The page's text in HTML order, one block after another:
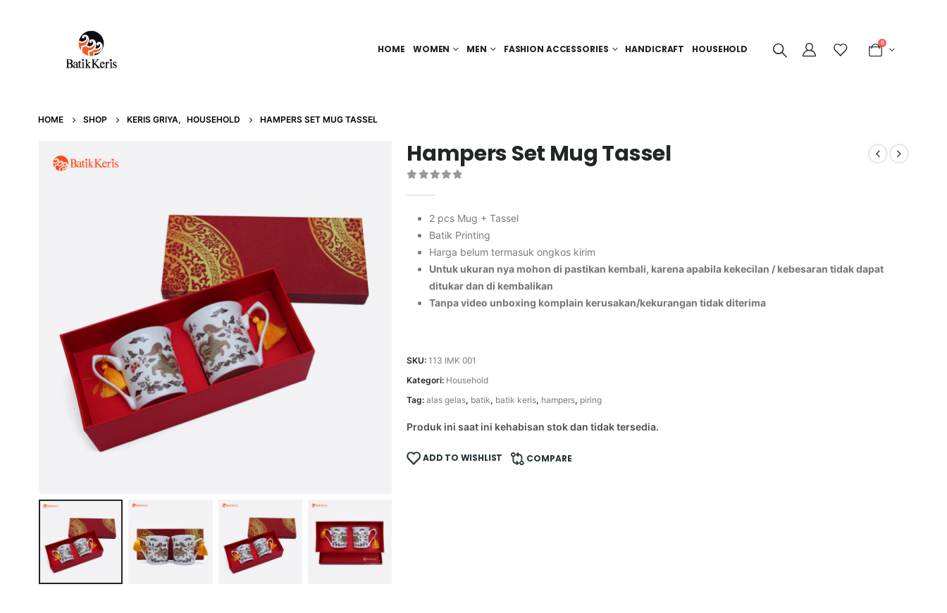
HOME WOMEN MEN FASHION ACCESSORIES HANDICRAFT HOUSEHOLD
0
HOME SHOP KERIS GRIYA, HOUSEHOLD HAMPERS SET MUG TASSEL
Hampers Set Mug Tassel
2 pcs Mug + Tassel
Batik Printing
Harga belum termasuk ongkos kirim
Untuk ukuran nya mohon di pastikan kembali, karena apabila kekecilan / kebesaran tidak dapat
ditukar dan di kembalikan
Tanpa video unboxing komplain kerusakan/kekurangan tidak diterima
SKU:113 IMK 001
Kategori: Household
Tag:alas gelas, batik, batik keris, hampers, piring
Produk ini saat ini kehabisan stok dan tidak tersedia.
ADD TO WISHLIST COMPARE